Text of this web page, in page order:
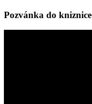
Pozvánka do kniznice